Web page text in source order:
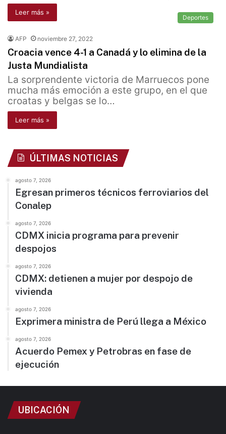
Leer más »
Deportes
AFP noviembre 27, 2022
Croacia vence 4-1 a Canadá y lo elimina de la
Justa Mundialista
La sorprendente victoria de Marruecos pone
mucha más emoción a este grupo, en el que
croatas y belgas se lo…
Leer más »
ÚLTIMAS NOTICIAS
agosto 7, 2026
Egresan primeros técnicos ferroviarios del
Conalep
agosto 7, 2026
CDMX inicia programa para prevenir
despojos
agosto 7, 2026
CDMX: detienen a mujer por despojo de
vivienda
agosto 7, 2026
Exprimera ministra de Perú llega a México
agosto 7, 2026
Acuerdo Pemex y Petrobras en fase de
ejecución
UBICACIÓN